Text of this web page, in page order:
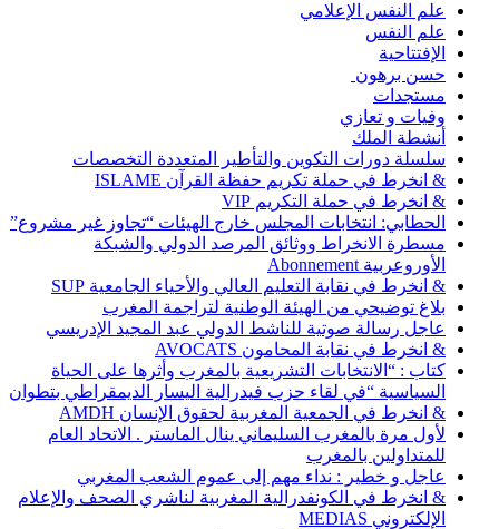
علم النفس الإعلامي
علم النفس
الإفتتاحية
حسن برهون
مستجدات
وفيات و تعازي
أنشطة الملك
سلسلة دورات التكوين والتأطير المتعددة التخصصات
& انخرط في حملة تكريم حفظة القرآن ISLAME
& انخرط في حملة التكريم VIP
الحطابي: انتخابات المجلس خارج الهيئات “تجاوز غير مشروع”
مسطرة الانخراط ووثائق المرصد الدولي والشبكة
الأوروعربية Abonnement
& انخرط في نقابة التعليم العالي والأحياء الجامعية SUP
بلاغ توضيحي من الهيئة الوطنية لتراجمة المغرب
عاجل رسالة صوتية للناشط الدولي عبد المجيد الإدريسي
& انخرط في نقابة المحامون AVOCATS
كتاب : “الانتخابات التشريعية بالمغرب وأثرها على الحياة
السياسية “في لقاء حزب فيدرالية اليسار الديمقراطي بتطوان
& انخرط في الجمعية المغربية لحقوق الإنسان AMDH
لأول مرة بالمغرب السليماني ينال الماستر . الاتحاد العام
للمتداولين بالمغرب
عاجل و خطير : نداء مهم إلى عموم الشعب المغربي
& انخرط في الكونفدرالية المغربية لناشري الصحف والإعلام
الإلكتروني MEDIAS